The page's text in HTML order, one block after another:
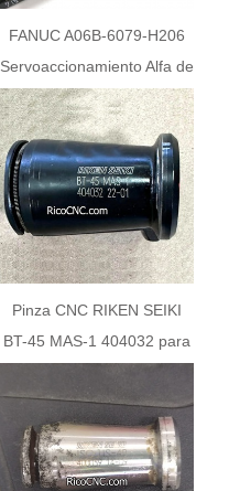
FANUC A06B-6079-H206
Servoaccionamiento Alfa de
doble eje tipo SVM2-40X2
Pinza CNC RIKEN SEIKI
BT-45 MAS-1 404032 para
Kitamura